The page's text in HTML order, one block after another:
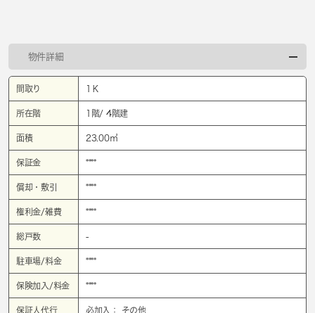
物件詳細
間取り 1Ｋ
所在階 1階/ 4階建
面積 23.00㎡
保証金 ****
償却・敷引 ****
権利金/雑費 ****
総戸数 -
駐車場/料金 ****
保険加入/料金 ****
保証人代行 必加入： その他